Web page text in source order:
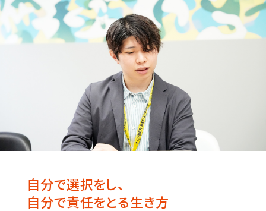
自分で選択をし、
自分で責任をとる生き方